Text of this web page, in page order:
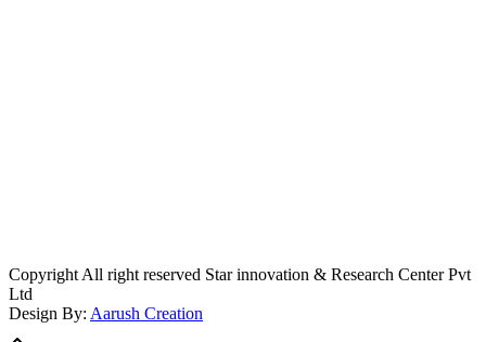
Copyright All right reserved Star innovation & Research Center Pvt
Ltd
Design By: Aarush Creation